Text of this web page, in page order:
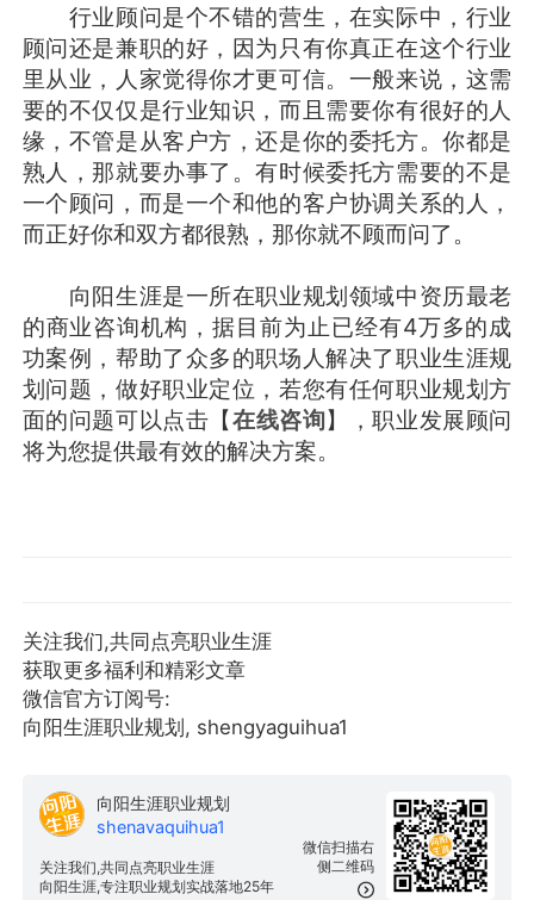
行业顾问是个不错的营生，在实际中，行业
顾问还是兼职的好，因为只有你真正在这个行业
里从业，人家觉得你才更可信。一般来说，这需
要的不仅仅是行业知识，而且需要你有很好的人
缘，不管是从客户方，还是你的委托方。你都是
熟人，那就要办事了。有时候委托方需要的不是
一个顾问，而是一个和他的客户协调关系的人，
而正好你和双方都很熟，那你就不顾而问了。
向阳生涯是一所在职业规划领域中资历最老
的商业咨询机构，据目前为止已经有4万多的成
功案例，帮助了众多的职场人解决了职业生涯规
划问题，做好职业定位，若您有任何职业规划方
面的问题可以点击【在线咨询】，职业发展顾问
将为您提供最有效的解决方案。
关注我们,共同点亮职业生涯
获取更多福利和精彩文章
微信官方订阅号:
向阳生涯职业规划, shengyaguihua1
微信扫描右
侧二维码
向阳生涯职业规划
shenavaquihua1
关注我们,共同点亮职业生涯
向阳生涯,专注职业规划实战落地25年